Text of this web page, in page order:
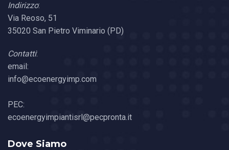
Indirizzo:
Via Reoso, 51
35020 San Pietro Viminario (PD)
Contatti:
email:
info@ecoenergyimp.com
PEC:
ecoenergyimpiantisrl@pecpronta.it
Dove Siamo